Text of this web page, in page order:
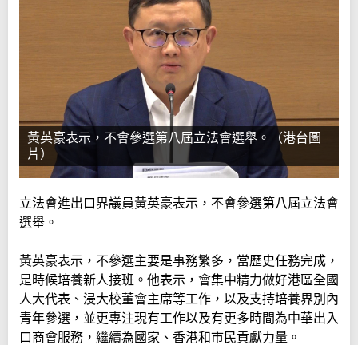
黃英豪表示，不會參選第八屆立法會選舉。（港台圖
片）
立法會進出口界議員黃英豪表示，不會參選第八屆立法會
選舉。
黃英豪表示，不參選主要是事務繁多，當歷史任務完成，
是時候培養新人接班。他表示，會集中精力做好港區全國
人大代表、浸大校董會主席等工作，以及支持培養界別內
青年參選，並更專注現有工作以及有更多時間為中華出入
口商會服務，繼續為國家、香港和市民貢獻力量。